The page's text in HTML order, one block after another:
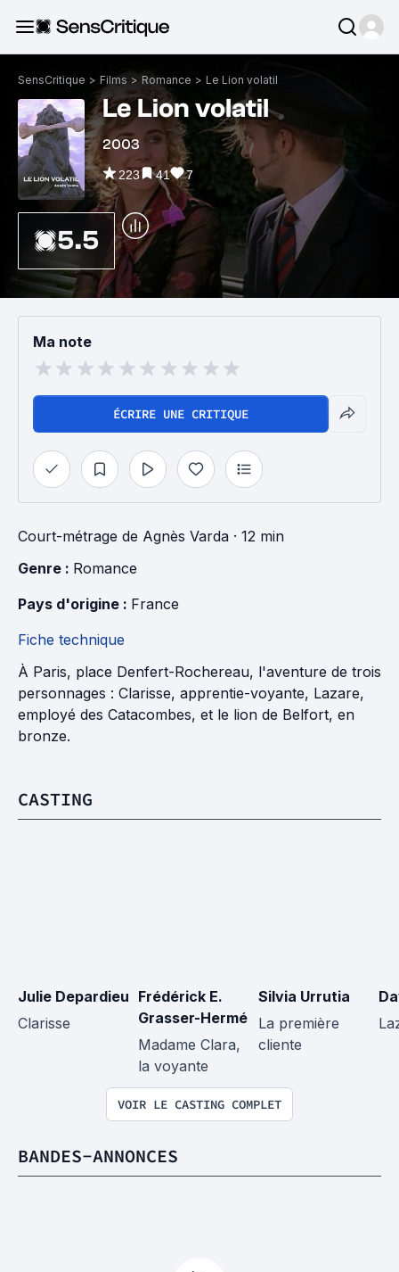
SensCritique > Films > Romance > Le Lion volatil
Le Lion volatil
2003
223 41 7
5.5
Ma note
ÉCRIRE UNE CRITIQUE
Court-métrage de Agnès Varda · 12 min
Genre : Romance
Pays d'origine : France
Fiche technique
À Paris, place Denfert-Rochereau, l'aventure de trois
personnages : Clarisse, apprentie-voyante, Lazare,
employé des Catacombes, et le lion de Belfort, en
bronze.
CASTING
Julie Depardieu
Clarisse
Frédérick E.
Grasser-Hermé
Madame Clara,
la voyante
Silvia Urrutia
La première
cliente
VOIR LE CASTING COMPLET
BANDES-ANNONCES